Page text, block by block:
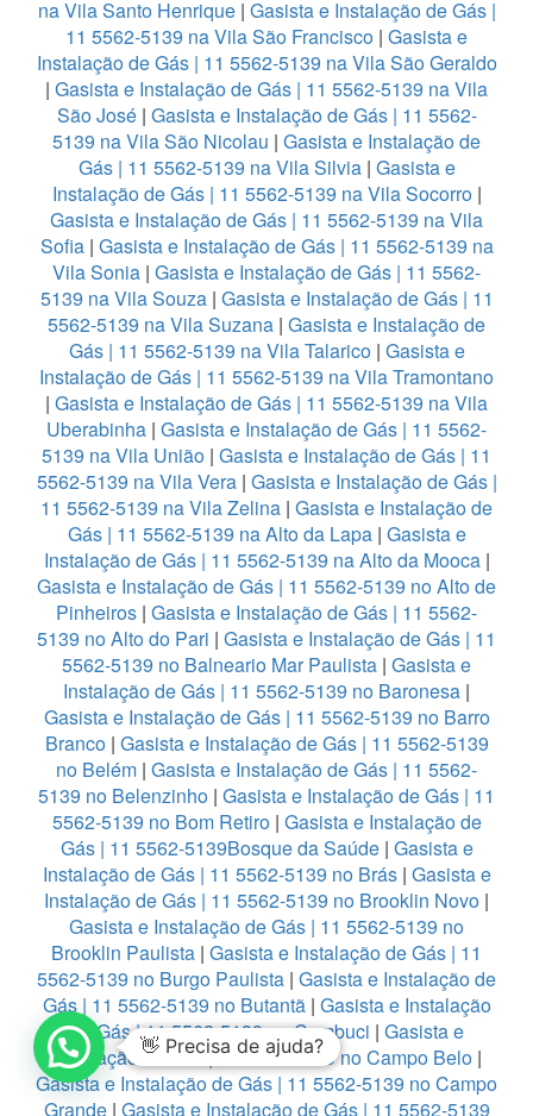
na Vila Santo Henrique| Gasista e Instalação de Gás |
11 5562-5139 na Vila São Francisco | Gasista e
Instalação de Gás | 11 5562-5139 na Vila São Geraldo
| Gasista e Instalação de Gás | 11 5562-5139 na Vila
São José| Gasista e Instalação de Gás | 11 5562-
5139 na Vila São Nicolau | Gasista e Instalação de
Gás | 11 5562-5139 na Vila Silvia| Gasista e
Instalação de Gás | 11 5562-5139 na Vila Socorro|
Gasista e Instalação de Gás | 11 5562-5139 na Vila
Sofia| Gasista e Instalação de Gás | 11 5562-5139 na
Vila Sonia | Gasista e Instalação de Gás | 11 5562-
5139 na Vila Souza| Gasista e Instalação de Gás | 11
5562-5139 na Vila Suzana | Gasista e Instalação de
Gás | 11 5562-5139 na Vila Talarico| Gasista e
Instalação de Gás | 11 5562-5139 na Vila Tramontano
| Gasista e Instalação de Gás | 11 5562-5139 na Vila
Uberabinha | Gasista e Instalação de Gás | 11 5562-
5139 na Vila União | Gasista e Instalação de Gás | 11
5562-5139 na Vila Vera| Gasista e Instalação de Gás |
11 5562-5139 na Vila Zelina | Gasista e Instalação de
Gás | 11 5562-5139 na Alto da Lapa| Gasista e
Instalação de Gás | 11 5562-5139 na Alto da Mooca|
Gasista e Instalação de Gás | 11 5562-5139 no Alto de
Pinheiros | Gasista e Instalação de Gás | 11 5562-
5139 no Alto do Pari | Gasista e Instalação de Gás | 11
5562-5139 no Balneario Mar Paulista | Gasista e
Instalação de Gás | 11 5562-5139 no Baronesa |
Gasista e Instalação de Gás | 11 5562-5139 no Barro
Branco| Gasista e Instalação de Gás | 11 5562-5139
no Belém | Gasista e Instalação de Gás | 11 5562-
5139 no Belenzinho | Gasista e Instalação de Gás | 11
5562-5139 no Bom Retiro| Gasista e Instalação de
Gás | 11 5562-5139Bosque da Saúde| Gasista e
Instalação de Gás | 11 5562-5139 no Brás| Gasista e
Instalação de Gás | 11 5562-5139 no Brooklin Novo |
Gasista e Instalação de Gás | 11 5562-5139 no
Brooklin Paulista | Gasista e Instalação de Gás | 11
5562-5139 no Burgo Paulista | Gasista e Instalação de
Gás | 11 5562-5139 no Butantã| Gasista e Instalação
de Gás | 11 5562-5139 no Cambuci | Gasista e
Instalação de Gás | 11 5562-5139 no Campo Belo |
Gasista e Instalação de Gás | 11 5562-5139 no Campo
Grande| Gasista e Instalação de Gás | 11 5562-5139
👋 Precisa de ajuda?